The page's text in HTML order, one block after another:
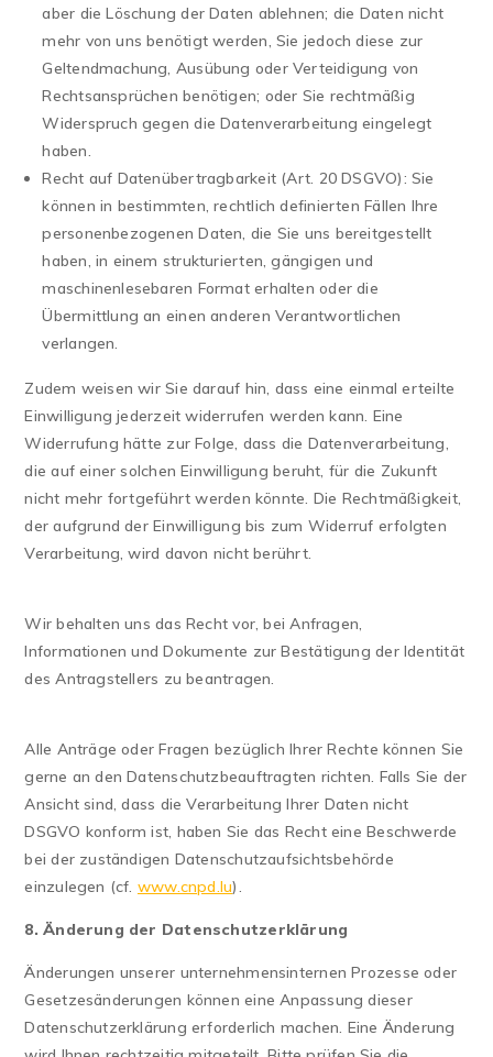
aber die Löschung der Daten ablehnen; die Daten nicht
mehr von uns benötigt werden, Sie jedoch diese zur
Geltendmachung, Ausübung oder Verteidigung von
Rechtsansprüchen benötigen; oder Sie rechtmäßig
Widerspruch gegen die Datenverarbeitung eingelegt
haben.
Recht auf Datenübertragbarkeit (Art. 20 DSGVO): Sie
können in bestimmten, rechtlich definierten Fällen Ihre
personenbezogenen Daten, die Sie uns bereitgestellt
haben, in einem strukturierten, gängigen und
maschinenlesebaren Format erhalten oder die
Übermittlung an einen anderen Verantwortlichen
verlangen.
Zudem weisen wir Sie darauf hin, dass eine einmal erteilte
Einwilligung jederzeit widerrufen werden kann. Eine
Widerrufung hätte zur Folge, dass die Datenverarbeitung,
die auf einer solchen Einwilligung beruht, für die Zukunft
nicht mehr fortgeführt werden könnte. Die Rechtmäßigkeit,
der aufgrund der Einwilligung bis zum Widerruf erfolgten
Verarbeitung, wird davon nicht berührt.
Wir behalten uns das Recht vor, bei Anfragen,
Informationen und Dokumente zur Bestätigung der Identität
des Antragstellers zu beantragen.
Alle Anträge oder Fragen bezüglich Ihrer Rechte können Sie
gerne an den Datenschutzbeauftragten richten. Falls Sie der
Ansicht sind, dass die Verarbeitung Ihrer Daten nicht
DSGVO konform ist, haben Sie das Recht eine Beschwerde
bei der zuständigen Datenschutzaufsichtsbehörde
einzulegen (cf. www.cnpd.lu).
8. Änderung der Datenschutzerklärung
Änderungen unserer unternehmensinternen Prozesse oder
Gesetzesänderungen können eine Anpassung dieser
Datenschutzerklärung erforderlich machen. Eine Änderung